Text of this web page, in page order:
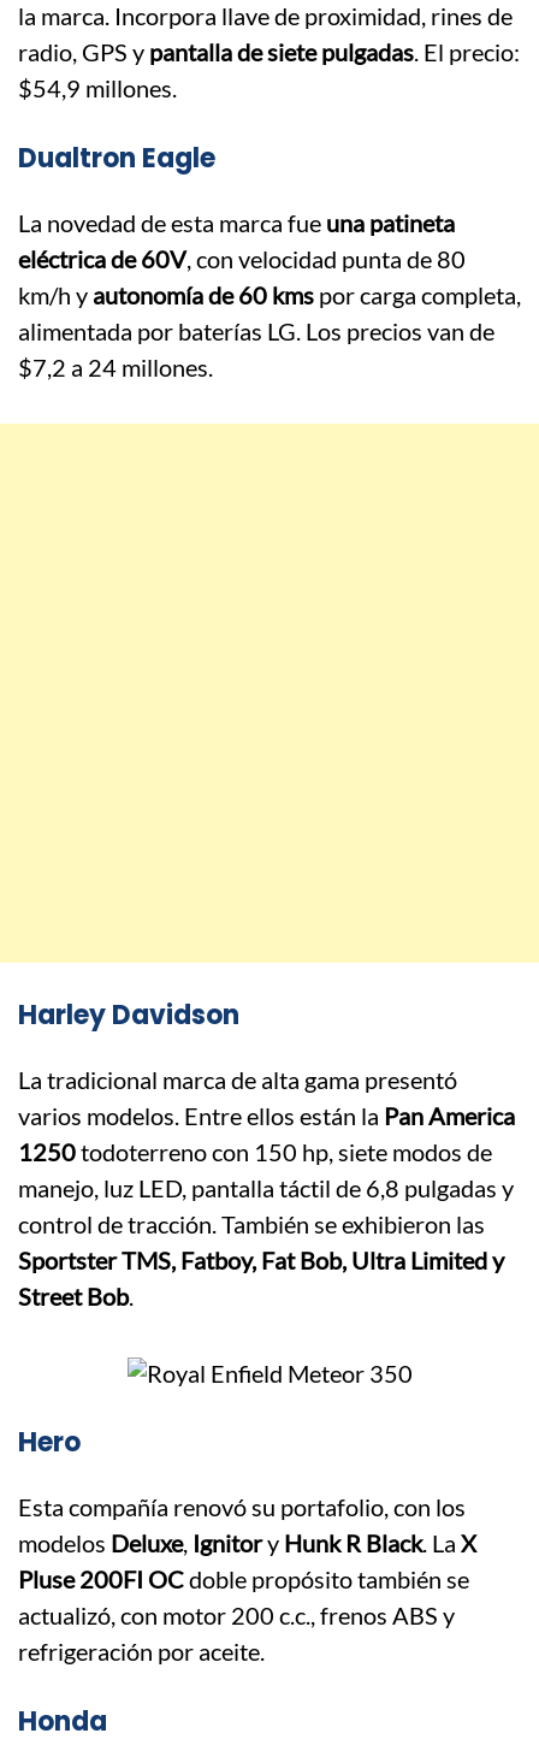
la marca. Incorpora llave de proximidad, rines de
radio, GPS y pantalla de siete pulgadas. El precio:
$54,9 millones.
Dualtron Eagle
La novedad de esta marca fue una patineta
eléctrica de 60V, con velocidad punta de 80
km/h y autonomía de 60 kms por carga completa,
alimentada por baterías LG. Los precios van de
$7,2 a 24 millones.
Harley Davidson
La tradicional marca de alta gama presentó
varios modelos. Entre ellos están la Pan America
1250todoterreno con 150 hp, siete modos de
manejo, luz LED, pantalla táctil de 6,8 pulgadas y
control de tracción. También se exhibieron las
Sportster TMS, Fatboy, Fat Bob, Ultra Limited y
Street Bob.
Hero
Esta compañía renovó su portafolio, con los
modelos Deluxe, Ignitory Hunk R Black. La X
Pluse 200FI OCdoble propósito también se
actualizó, con motor 200 c.c., frenos ABS y
refrigeración por aceite.
Honda